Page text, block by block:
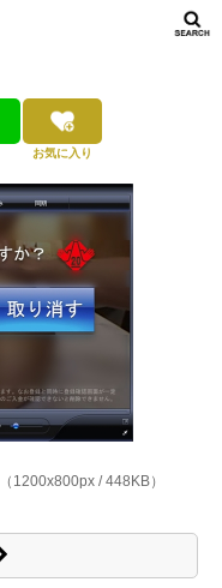
お気に入り
（1200x800px / 448KB）